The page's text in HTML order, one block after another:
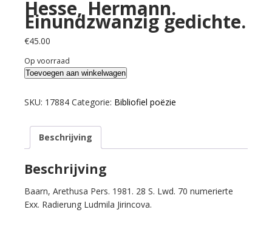
Hesse, Hermann.
Einundzwanzig gedichte.
€45.00
Op voorraad
Hesse,
Einundzwanzig
aantal
Toevoegen aan winkelwagen
SKU: 17884 Categorie: Bibliofiel poëzie
Beschrijving
Beschrijving
Baarn, Arethusa Pers. 1981. 28 S. Lwd. 70 numerierte
Exx. Radierung Ludmila Jirincova.